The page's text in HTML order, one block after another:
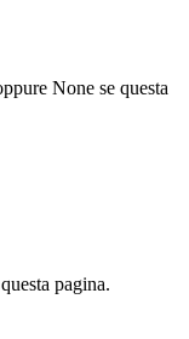
None se questa
pagina.